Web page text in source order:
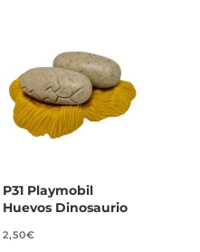
P31 Playmobil
Huevos Dinosaurio
2,50€